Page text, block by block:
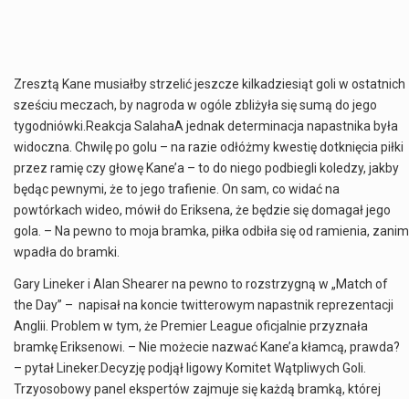
Zresztą Kane musiałby strzelić jeszcze kilkadziesiąt goli w ostatnich
sześciu meczach, by nagroda w ogóle zbliżyła się sumą do jego
tygodniówki.Reakcja SalahaA jednak determinacja napastnika była
widoczna. Chwilę po golu – na razie odłóżmy kwestię dotknięcia piłki
przez ramię czy głowę Kane’a – to do niego podbiegli koledzy, jakby
będąc pewnymi, że to jego trafienie. On sam, co widać na
powtórkach wideo, mówił do Eriksena, że będzie się domagał jego
gola. – Na pewno to moja bramka, piłka odbiła się od ramienia, zanim
wpadła do bramki.
Gary Lineker i Alan Shearer na pewno to rozstrzygną w „Match of
the Day” – napisał na koncie twitterowym napastnik reprezentacji
Anglii. Problem w tym, że Premier League oficjalnie przyznała
bramkę Eriksenowi. – Nie możecie nazwać Kane’a kłamcą, prawda?
– pytał Lineker.Decyzję podjął ligowy Komitet Wątpliwych Goli.
Trzyosobowy panel ekspertów zajmuje się każdą bramką, której